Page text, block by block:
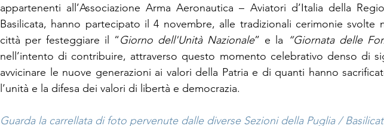
appartenenti all’Associazione Arma Aeronautica – Aviatori d’Italia della
Basilicata, hanno partecipato il 4 novembre, alle tradizionali cerimonie svolte
città per festeggiare il “Giorno dell'Unità Nazionale” e la “Giornata delle
nell’intento di contribuire, attraverso questo momento celebrativo denso di
avvicinare le nuove generazioni ai valori della Patria e di quanti hanno
l’unità e la difesa dei valori di libertà e democrazia.
Guarda la carrellata di foto pervenute dalle diverse Sezioni della Puglia /